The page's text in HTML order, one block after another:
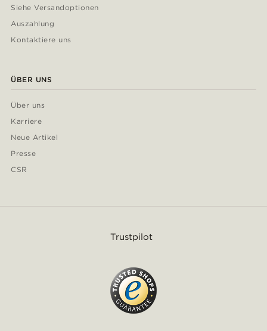
Siehe Versandoptionen
Auszahlung
Kontaktiere uns
ÜBER UNS
Über uns
Karriere
Neue Artikel
Presse
CSR
Trustpilot